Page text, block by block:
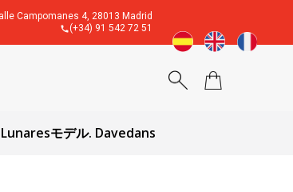
Campomanes 4, 28013 Madrid
(+34) 91 542 72 51
モデル. Davedans